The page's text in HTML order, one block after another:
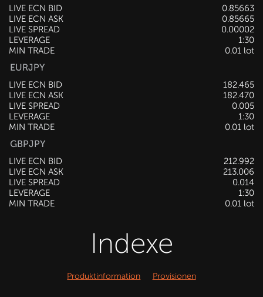
LIVE ECN BID
0.85661
LIVE ECN ASK
0.85663
LIVE SPREAD
0.00002
LEVERAGE
1:30
MIN TRADE
0.01 lot
EURJPY
LIVE ECN BID
182.461
LIVE ECN ASK
182.466
LIVE SPREAD
0.005
LEVERAGE
1:30
MIN TRADE
0.01 lot
GBPJPY
LIVE ECN BID
212.994
LIVE ECN ASK
213.003
LIVE SPREAD
0.009
LEVERAGE
1:30
MIN TRADE
0.01 lot
Indexe
Produktinformation Provisionen